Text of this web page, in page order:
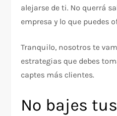
alejarse de ti. No querrá
empresa y lo que puedes
Tranquilo, nosotros te
estrategias que debes
captes más clientes.
No bajes